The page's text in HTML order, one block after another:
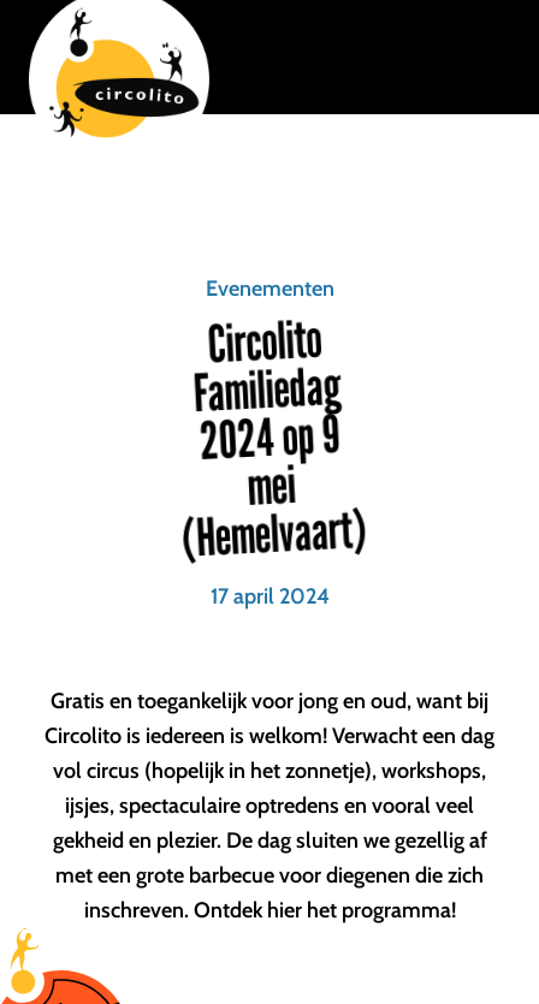
Evenementen
Circolito
Familiedag
2024 op 9
mei
(Hemelvaart)
17 april 2024
Gratis en toegankelijk voor jong en oud, want bij
Circolito is iedereen is welkom! Verwacht een dag
vol circus (hopelijk in het zonnetje), workshops,
ijsjes, spectaculaire optredens en vooral veel
gekheid en plezier. De dag sluiten we gezellig af
met een grote barbecue voor diegenen die zich
inschreven. Ontdek hier het programma!